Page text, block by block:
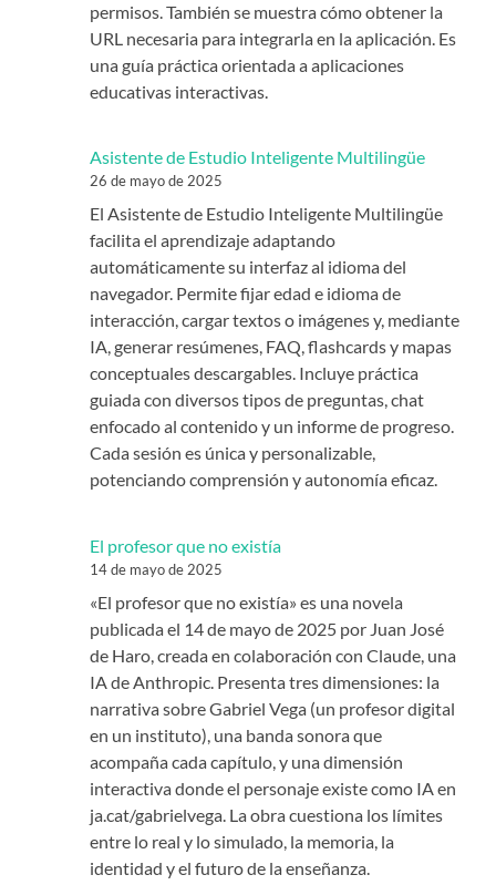
permisos. También se muestra cómo obtener la
URL necesaria para integrarla en la aplicación. Es
una guía práctica orientada a aplicaciones
educativas interactivas.
Asistente de Estudio Inteligente Multilingüe
26 de mayo de 2025
El Asistente de Estudio Inteligente Multilingüe
facilita el aprendizaje adaptando
automáticamente su interfaz al idioma del
navegador. Permite fijar edad e idioma de
interacción, cargar textos o imágenes y, mediante
IA, generar resúmenes, FAQ, flashcards y mapas
conceptuales descargables. Incluye práctica
guiada con diversos tipos de preguntas, chat
enfocado al contenido y un informe de progreso.
Cada sesión es única y personalizable,
potenciando comprensión y autonomía eficaz.
El profesor que no existía
14 de mayo de 2025
«El profesor que no existía» es una novela
publicada el 14 de mayo de 2025 por Juan José
de Haro, creada en colaboración con Claude, una
IA de Anthropic. Presenta tres dimensiones: la
narrativa sobre Gabriel Vega (un profesor digital
en un instituto), una banda sonora que
acompaña cada capítulo, y una dimensión
interactiva donde el personaje existe como IA en
ja.cat/gabrielvega. La obra cuestiona los límites
entre lo real y lo simulado, la memoria, la
identidad y el futuro de la enseñanza.